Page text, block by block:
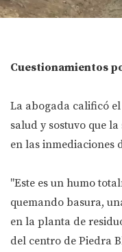
Cuestionamientos
La abogada calificó
salud y sostuvo que
en las inmediaciones
"Este es un humo
quemando basura,
en la planta de
del centro de Piedra